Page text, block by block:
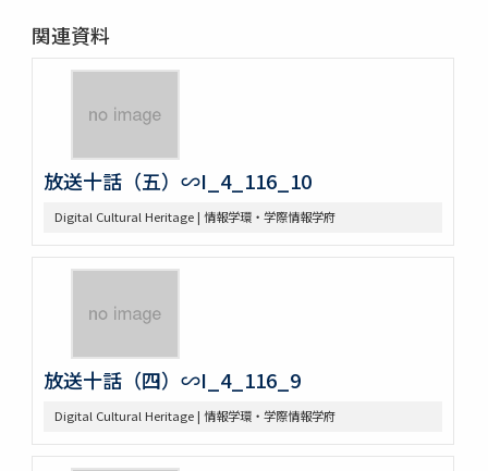
関連資料
放送十話（五）∽I_4_116_10
Digital Cultural Heritage | 情報学環・学際情報学府
放送十話（四）∽I_4_116_9
Digital Cultural Heritage | 情報学環・学際情報学府